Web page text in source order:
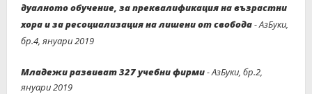
дуалното обучение, за преквалификация на възрастни
хора и за ресоциализация на лишени от свобода- АзБуки,
бр.4, януари 2019
Младежи развиват 327 учебни фирми- АзБуки, бр.2,
януари 2019